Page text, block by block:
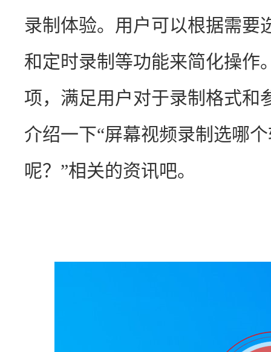
录制体验。用户可以根据需要
和定时录制等功能来简化操作
项，满足用户对于录制格式和
介绍一下“屏幕视频录制选哪
呢？”相关的资讯吧。